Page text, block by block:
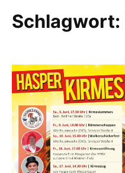
Schlagwort: